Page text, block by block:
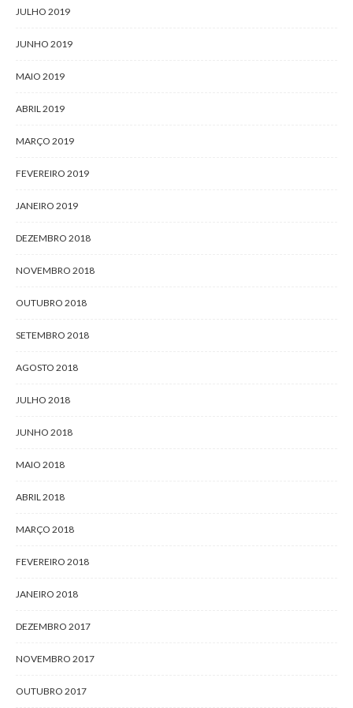
JULHO 2019
JUNHO 2019
MAIO 2019
ABRIL 2019
MARÇO 2019
FEVEREIRO 2019
JANEIRO 2019
DEZEMBRO 2018
NOVEMBRO 2018
OUTUBRO 2018
SETEMBRO 2018
AGOSTO 2018
JULHO 2018
JUNHO 2018
MAIO 2018
ABRIL 2018
MARÇO 2018
FEVEREIRO 2018
JANEIRO 2018
DEZEMBRO 2017
NOVEMBRO 2017
OUTUBRO 2017